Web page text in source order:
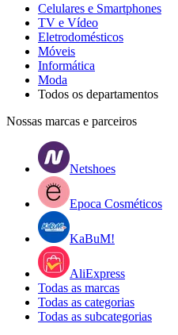
Celulares e Smartphones
TV e Vídeo
Eletrodomésticos
Móveis
Informática
Moda
Todos os departamentos
Nossas marcas e parceiros
Netshoes
Epoca Cosméticos
KaBuM!
AliExpress
Todas as marcas
Todas as categorias
Todas as subcategorias